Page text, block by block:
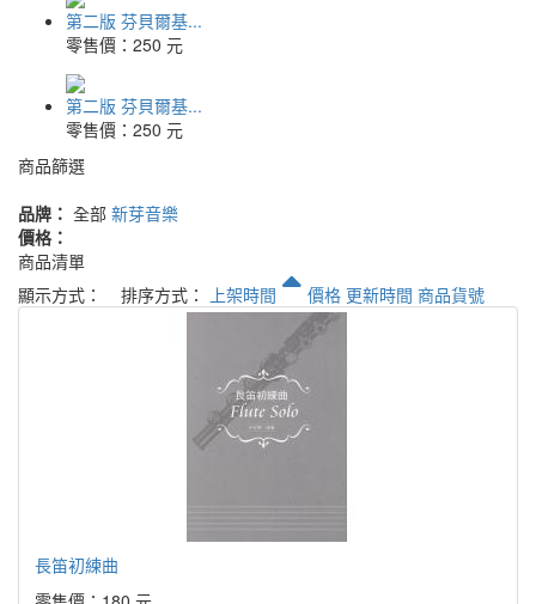
第二版 芬貝爾基...
零售價： 250 元
第二版 芬貝爾基...
零售價： 250 元
商品篩選
品牌： 全部 新芽音樂
價格：
商品清單
顯示方式：
排序方式： 上架時間 價格 更新時間 商品貨號
長笛初練曲